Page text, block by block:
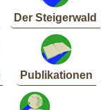
Der Steigerwald
Publikationen